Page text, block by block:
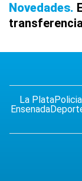
Novedades
La Plata
Ensenada